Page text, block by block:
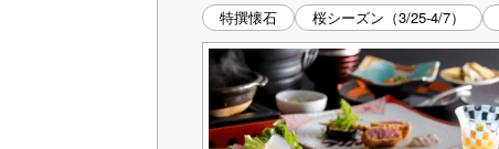
特撰懐石 桜シーズン（3/25-4/7）